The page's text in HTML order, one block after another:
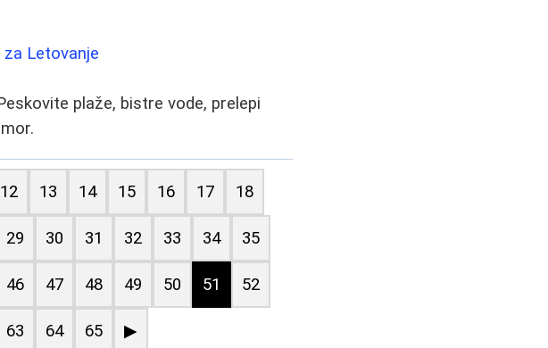
Letovanje
plaže, bistre vode, prelepi
12 13 14 15 16 17 18
29 30 31 32 33 34 35
46 47 48 49 50 51 52
63 64 65 ▶